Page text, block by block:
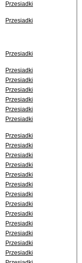
Przesiadki
Przesiadki
Przesiadki
Przesiadki
Przesiadki
Przesiadki
Przesiadki
Przesiadki
Przesiadki
Przesiadki
Przesiadki
Przesiadki
Przesiadki
Przesiadki
Przesiadki
Przesiadki
Przesiadki
Przesiadki
Przesiadki
Przesiadki
Przesiadki
Przesiadki